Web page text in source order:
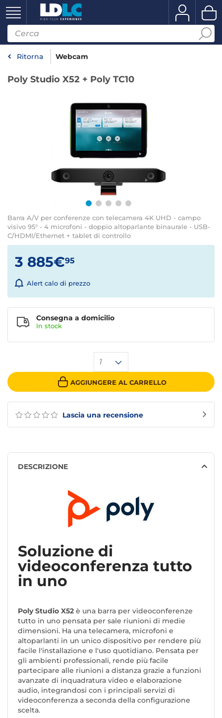
Ritorna Webcam
Poly Studio X52 + Poly TC10
Barra A/V per conferenze con telecamera 4K UHD - campo
visivo 95° - 4 microfoni - doppio altoparlante binaurale - USB-
C/HDMI/Ethernet + tablet di controllo
Lascia una recensione
3 885€95
Alert calo di prezzo
1
AGGIUNGERE AL CARRELLO
Consegna a domicilio
In stock
DESCRIZIONE
Soluzione di
videoconferenza tutto
in uno
Poly Studio X52 è una barra per videoconferenze
tutto in uno pensata per sale riunioni di medie
dimensioni. Ha una telecamera, microfoni e
altoparlanti in un unico dispositivo per rendere più
facile l'installazione e l'uso quotidiano. Pensata per
gli ambienti professionali, rende più facile
partecipare alle riunioni a distanza grazie a funzioni
avanzate di inquadratura video e elaborazione
audio, integrandosi con i principali servizi di
videoconferenza a seconda della configurazione
scelta.